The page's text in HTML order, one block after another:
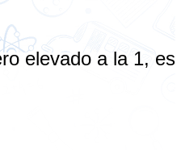
elevado a la 1, es